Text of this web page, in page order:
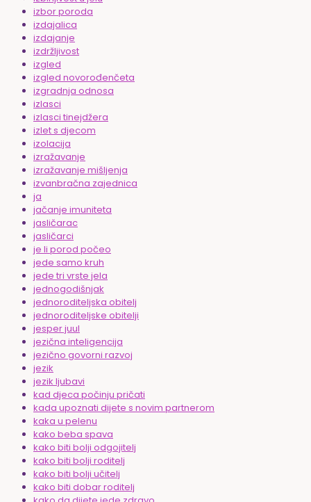
izbor poroda
izdajalica
izdajanje
izdržljivost
izgled
izgled novorođenčeta
izgradnja odnosa
izlasci
izlasci tinejdžera
izlet s djecom
izolacija
izražavanje
izražavanje mišljenja
izvanbračna zajednica
ja
jačanje imuniteta
jasličarac
jasličarci
je li porod počeo
jede samo kruh
jede tri vrste jela
jednogodišnjak
jednoroditeljska obitelj
jednoroditeljske obitelji
jesper juul
jezična inteligencija
jezično govorni razvoj
jezik
jezik ljubavi
kad djeca počinju pričati
kada upoznati dijete s novim partnerom
kaka u pelenu
kako beba spava
kako biti bolji odgojitelj
kako biti bolji roditelj
kako biti bolji učitelj
kako biti dobar roditelj